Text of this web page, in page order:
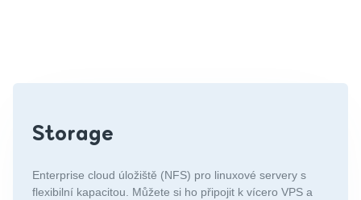
Storage
Enterprise cloud úložiště (NFS) pro linuxové servery s
flexibilní kapacitou. Můžete si ho připojit k vícero VPS a